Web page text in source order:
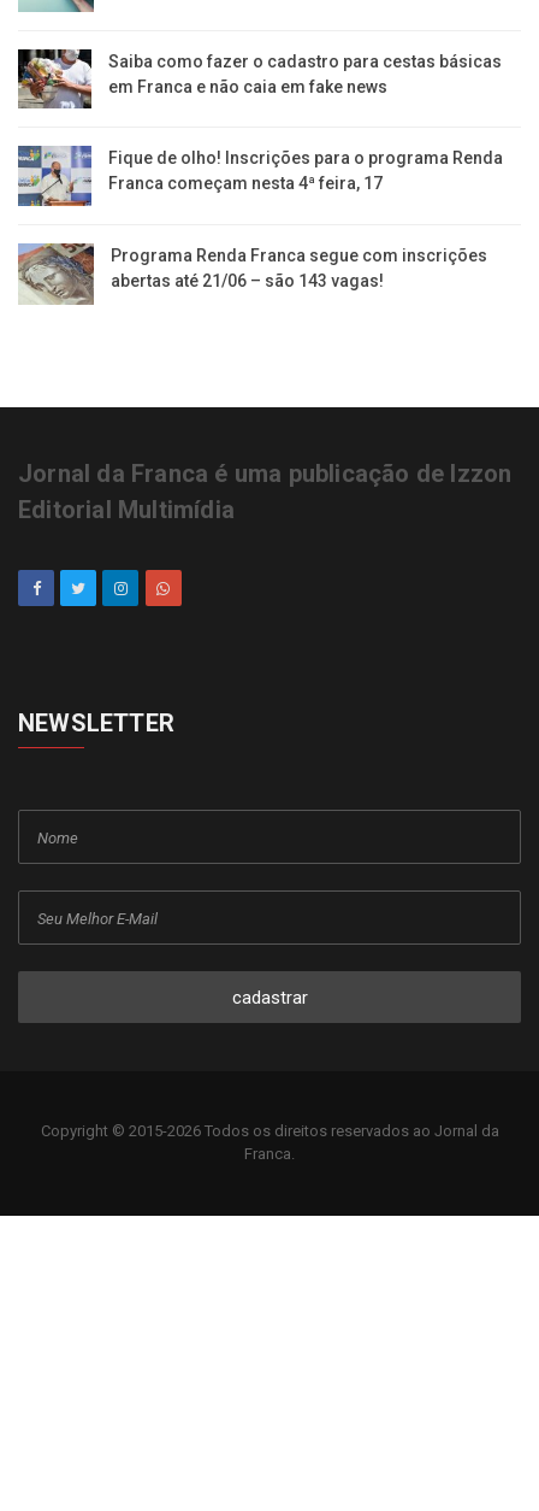
Saiba como fazer o cadastro para cestas básicas
em Franca e não caia em fake news
Fique de olho! Inscrições para o programa Renda
Franca começam nesta 4ª feira, 17
Programa Renda Franca segue com inscrições
abertas até 21/06 – são 143 vagas!
Jornal da Franca é uma publicação de Izzon
Editorial Multimídia
NEWSLETTER
cadastrar
Copyright © 2015-2026 Todos os direitos reservados ao Jornal da
Franca.